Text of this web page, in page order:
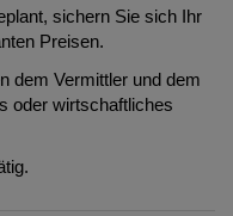
sichern Sie sich Ihr
Preisen.
dem Vermittler und dem
oder wirtschaftliches